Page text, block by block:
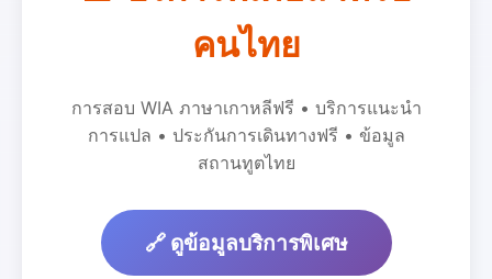
คนไทย
การสอบ WIA ภาษาเกาหลีฟรี • บริการแนะนำ
การแปล • ประกันการเดินทางฟรี • ข้อมูล
สถานทูตไทย
🔗 ดูข้อมูลบริการพิเศษ